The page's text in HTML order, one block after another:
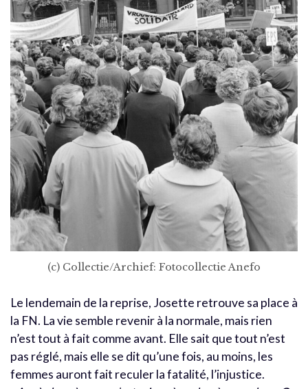
(c) Collectie/Archief: Fotocollectie Anefo
Le lendemain de la reprise, Josette retrouve sa place à
la FN. La vie semble revenir à la normale, mais rien
n’est tout à fait comme avant. Elle sait que tout n’est
pas réglé, mais elle se dit qu’une fois, au moins, les
femmes auront fait reculer la fatalité, l’injustice.